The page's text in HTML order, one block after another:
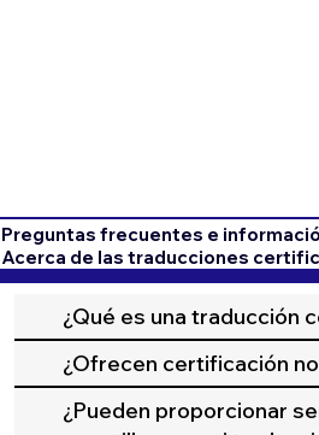
Preguntas frecuentes e
Acerca de las traducciones
¿Qué es una traducción
¿Ofrecen certificación
¿Pueden proporcionar